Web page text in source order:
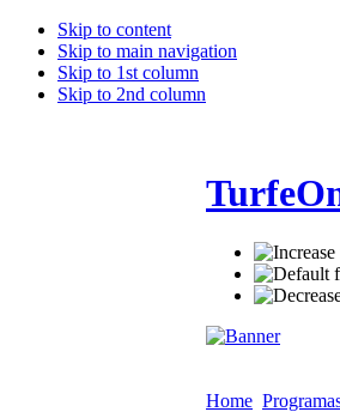
Skip to content
Skip to main navigation
Skip to 1st column
Skip to 2nd column
Home